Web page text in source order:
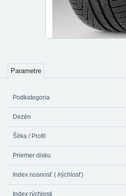
Parametre
Podkategoria
Dezén
Šírka / Profil
Priemer disku
Index nosnosť ( /rýchlosť)
Index rýchlosti